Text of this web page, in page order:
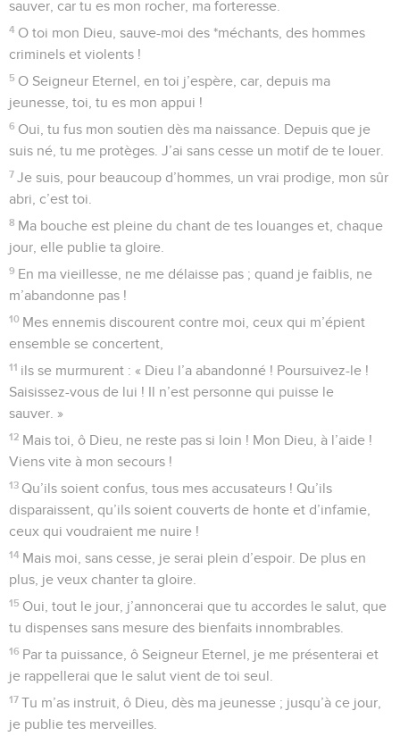
sauver, car tu es mon rocher, ma forteresse.
4 O toi mon Dieu, sauve-moi des *méchants, des hommes
criminels et violents !
5 O Seigneur Eternel, en toi j’espère, car, depuis ma
jeunesse, toi, tu es mon appui !
6 Oui, tu fus mon soutien dès ma naissance. Depuis que je
suis né, tu me protèges. J’ai sans cesse un motif de te louer.
7 Je suis, pour beaucoup d’hommes, un vrai prodige, mon sûr
abri, c’est toi.
8 Ma bouche est pleine du chant de tes louanges et, chaque
jour, elle publie ta gloire.
9 En ma vieillesse, ne me délaisse pas ; quand je faiblis, ne
m’abandonne pas !
10 Mes ennemis discourent contre moi, ceux qui m’épient
ensemble se concertent,
11 ils se murmurent : « Dieu l’a abandonné ! Poursuivez-le !
Saisissez-vous de lui ! Il n’est personne qui puisse le
sauver. »
12 Mais toi, ô Dieu, ne reste pas si loin ! Mon Dieu, à l’aide !
Viens vite à mon secours !
13 Qu’ils soient confus, tous mes accusateurs ! Qu’ils
disparaissent, qu’ils soient couverts de honte et d’infamie,
ceux qui voudraient me nuire !
14 Mais moi, sans cesse, je serai plein d’espoir. De plus en
plus, je veux chanter ta gloire.
15 Oui, tout le jour, j’annoncerai que tu accordes le salut, que
tu dispenses sans mesure des bienfaits innombrables.
16 Par ta puissance, ô Seigneur Eternel, je me présenterai et
je rappellerai que le salut vient de toi seul.
17 Tu m’as instruit, ô Dieu, dès ma jeunesse ; jusqu’à ce jour,
je publie tes merveilles.